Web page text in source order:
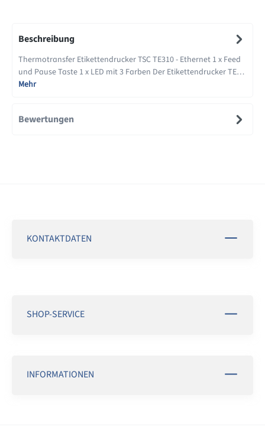
Beschreibung
Thermotransfer Etikettendrucker TSC TE310 - Ethernet 1 x Feed
und Pause Taste 1 x LED mit 3 Farben Der Etikettendrucker TE…
Mehr
Bewertungen
KONTAKTDATEN
SHOP-SERVICE
INFORMATIONEN